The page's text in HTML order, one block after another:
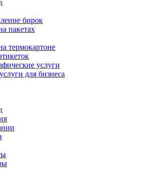
бирок
пакетах
термокартоне
услуги
для бизнеса